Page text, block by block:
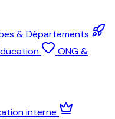
& Départements
ONG &
interne